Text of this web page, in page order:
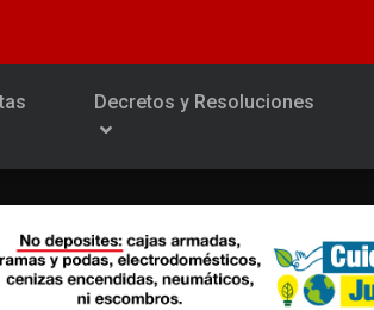
Decretos y Resoluciones